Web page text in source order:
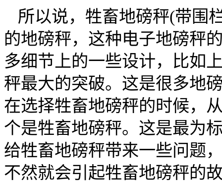
所以说，牲畜地磅秤(带围
的地磅秤，这种电子地磅秤
多细节上的一些设计，比如
秤最大的突破。这是很多地
在选择牲畜地磅秤的时候，
个是牲畜地磅秤。这是最为
给牲畜地磅秤带来一些问题
不然就会引起牲畜地磅秤的